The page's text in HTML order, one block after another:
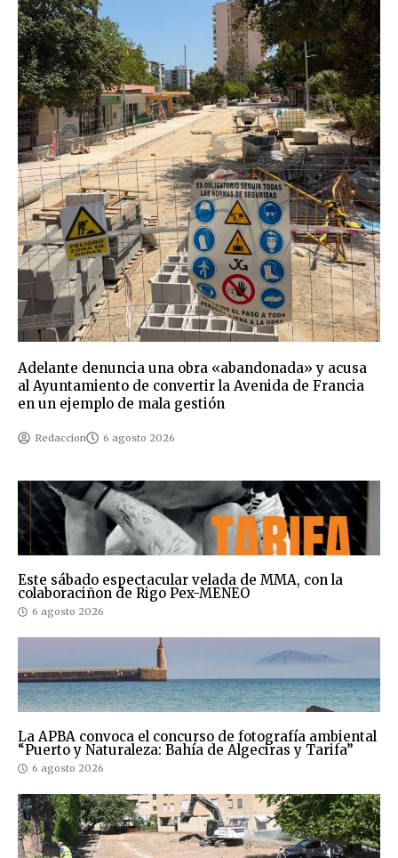
Adelante denuncia una obra «abandonada» y acusa
al Ayuntamiento de convertir la Avenida de Francia
en un ejemplo de mala gestión
Redaccion 6 agosto 2026
Este sábado espectacular velada de MMA, con la
colaboraciñon de Rigo Pex-MENEO
6 agosto 2026
La APBA convoca el concurso de fotografía ambiental
“Puerto y Naturaleza: Bahía de Algeciras y Tarifa”
6 agosto 2026